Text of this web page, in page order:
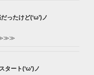
ったけど(‘ω’)ノ
タート(‘ω’)ノ